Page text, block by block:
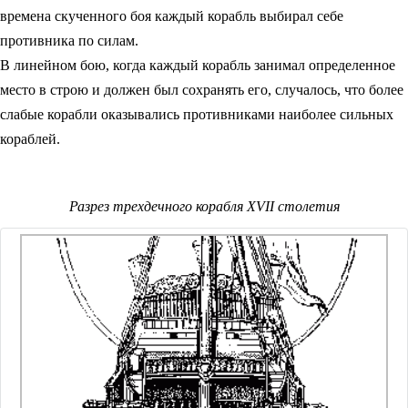
времена скученного боя каждый корабль выбирал себе
противника по силам.
В линейном бою, когда каждый корабль занимал определенное
место в строю и должен был сохранять его, случалось, что более
слабые корабли оказывались противниками наиболее сильных
кораблей.
Разрез трехдечного корабля XVII столетия